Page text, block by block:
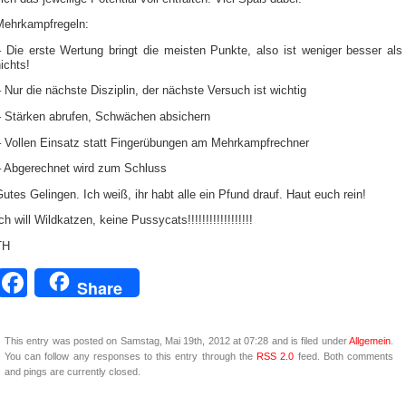
Die erste Wertung bringt die meisten Punkte, also ist weniger besser als
Nur die nächste Disziplin, der nächste Versuch ist wichtig
Stärken abrufen, Schwächen absichern
Vollen Einsatz statt Fingerübungen am Mehrkampfrechner
Abgerechnet wird zum Schluss
Gelingen. Ich weiß, ihr habt alle ein Pfund drauf. Haut euch rein!
will Wildkatzen, keine Pussycats!!!!!!!!!!!!!!!!!!
TH
Facebook
Share
This entry was posted on Samstag, Mai 19th, 2012 at 07:28 and is filed underAllgemein
You can follow any responses to this entry through theRSS 2.0 feed. Both comments
and pings are currently closed.